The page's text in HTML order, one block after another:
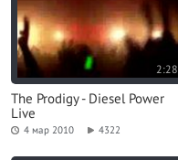
2:28
The Prodigy - Diesel Power
Live
4 мар 2010 4322